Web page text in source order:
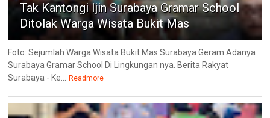
Tak Kantongi Ijin Surabaya Gramar School
Ditolak Warga Wisata Bukit Mas
Foto: Sejumlah Warga Wisata Bukit Mas Surabaya Geram Adanya
Surabaya Gramar School Di Lingkungan nya. Berita Rakyat
Surabaya - Ke... Readmore